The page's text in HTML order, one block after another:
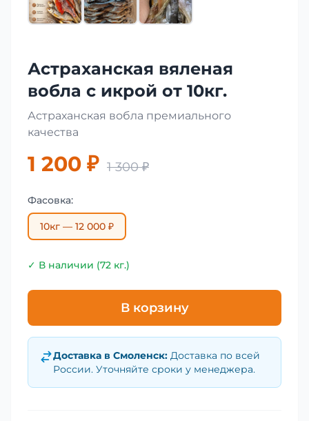
Астраханская вяленая
вобла с икрой от 10кг.
Астраханская вобла премиального
качества
1 200 ₽ 1 300 ₽
Фасовка:
10кг — 12 000 ₽
✓ В наличии (72 кг.)
В корзину
Доставка в Смоленск: Доставка по всей
России. Уточняйте сроки у менеджера.